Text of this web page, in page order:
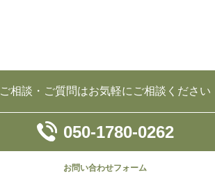
ご相談・ご質問はお気軽にご相談ください
050-1780-0262
お問い合わせフォーム